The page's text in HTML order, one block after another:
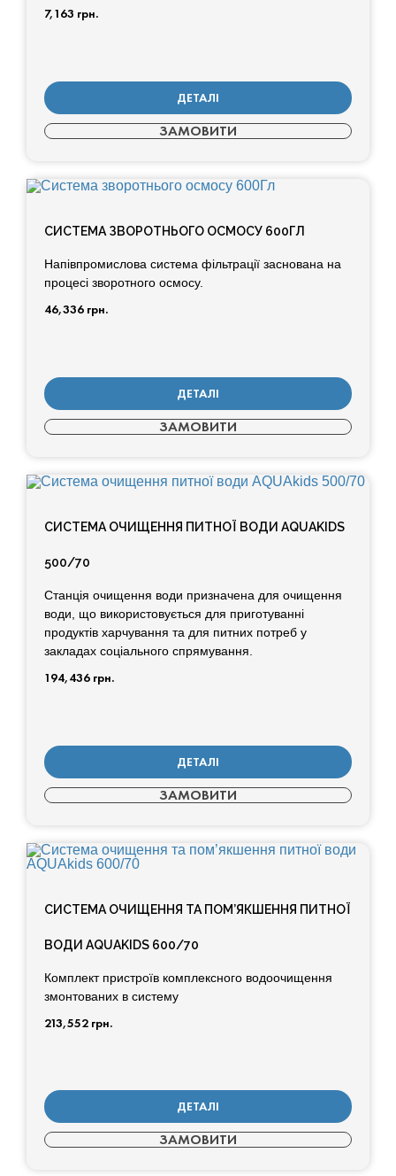
7,163 грн.
ДЕТАЛІ
ЗАМОВИТИ
СИСТЕМА ЗВОРОТНЬОГО ОСМОСУ 600ГЛ
Напівпромислова система фільтрації заснована на
процесі зворотного осмосу.
46,336 грн.
ДЕТАЛІ
ЗАМОВИТИ
СИСТЕМА ОЧИЩЕННЯ ПИТНОЇ ВОДИ AQUAKIDS
500/70
Станція очищення води призначена для очищення
води, що використовується для приготуванні
продуктів харчування та для питних потреб у
закладах соціального спрямування.
194,436 грн.
ДЕТАЛІ
ЗАМОВИТИ
СИСТЕМА ОЧИЩЕННЯ ТА ПОМ’ЯКШЕННЯ ПИТНОЇ
ВОДИ AQUAKIDS 600/70
Комплект пристроїв комплексного водоочищення
змонтованих в систему
213,552 грн.
ДЕТАЛІ
ЗАМОВИТИ